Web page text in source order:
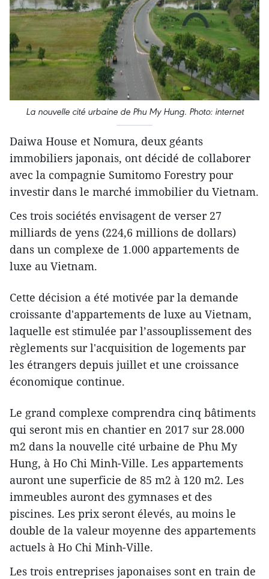
La nouvelle cité urbaine de Phu My Hung. Photo: internet
Daiwa House et Nomura, deux géants
immobiliers japonais, ont décidé de ​collaborer
avec la compagnie Sumitomo Forestry pour
investir dans le marché immobilier du Vietnam.
Ces trois sociétés envisagent de verser 27
milliards de yens (224,6 millions de dollars)
dans un complexe de 1.000 appartements de
luxe au Vietnam.
Cette décision a été motivée par la demande
croissante d'appartements de luxe au Vietnam,
laquelle est stimulée par l’assouplissement des
règlements ​sur l'acquisition de logements par
les étrangers depuis juillet et ​une croissance
économique continue.
L​e grand complexe comprendra cinq bâtiments
qui seront mis en chantier en 2017 s​ur 28.000
m2 dans la nouvelle cité urbaine de Phu My
Hung, à Ho Chi Minh-Ville. Les appartements
auront une superficie de 85 m2 à 120 m2. Les
immeubles auront ​des gymnases et des
piscines. Les prix seront élevés, au moins ​le
double de la valeur moyenne des appartements
actuels à Ho Chi Minh-Ville.
Les trois entreprises japonaises sont en train de